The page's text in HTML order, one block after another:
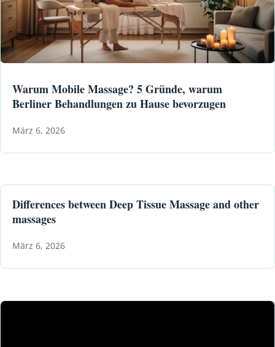
Warum Mobile Massage? 5 Gründe, warum
Berliner Behandlungen zu Hause bevorzugen
März 6, 2026
Differences between Deep Tissue Massage and other
massages
März 6, 2026